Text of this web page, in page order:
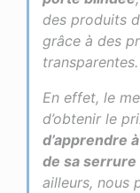
des produits
grâce à des
transparentes.
En effet, le
d’obtenir le
d’apprendre
de sa serrure
ailleurs, nous